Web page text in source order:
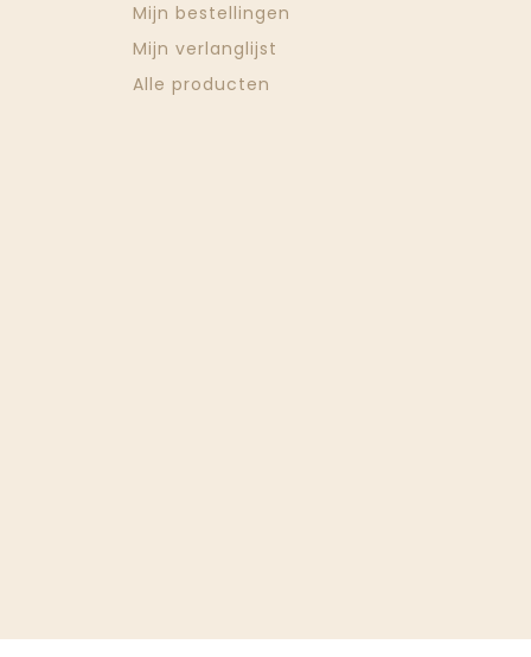
Mijn bestellingen
Mijn verlanglijst
Alle producten